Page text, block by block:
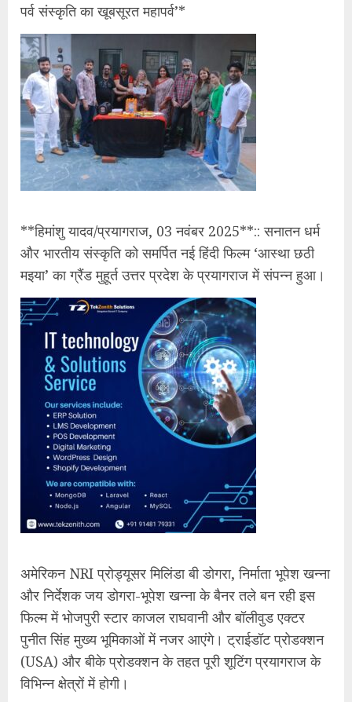
पर्व संस्कृति का खूबसूरत महापर्व’*
**हिमांशु यादव/प्रयागराज, 03 नवंबर 2025**:: सनातन धर्म
और भारतीय संस्कृति को समर्पित नई हिंदी फिल्म ‘आस्था छठी
मइया’ का ग्रैंड मुहूर्त उत्तर प्रदेश के प्रयागराज में संपन्न हुआ।
अमेरिकन NRI प्रोड्यूसर मिलिंडा बी डोगरा, निर्माता भूपेश खन्ना
और निर्देशक जय डोगरा-भूपेश खन्ना के बैनर तले बन रही इस
फिल्म में भोजपुरी स्टार काजल राघवानी और बॉलीवुड एक्टर
पुनीत सिंह मुख्य भूमिकाओं में नजर आएंगे। ट्राईडॉट प्रोडक्शन
(USA) और बीके प्रोडक्शन के तहत पूरी शूटिंग प्रयागराज के
विभिन्न क्षेत्रों में होगी।